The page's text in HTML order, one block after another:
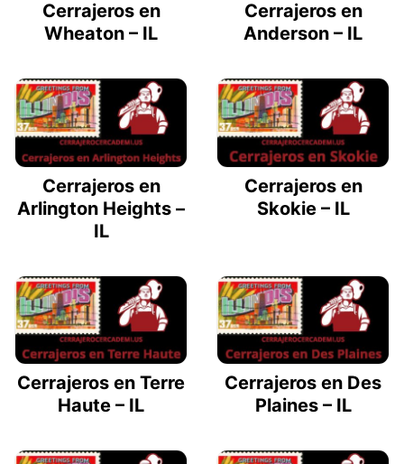
Cerrajeros en
Wheaton – IL
Cerrajeros en
Anderson – IL
Cerrajeros en
Arlington Heights –
IL
Cerrajeros en
Skokie – IL
Cerrajeros en Terre
Haute – IL
Cerrajeros en Des
Plaines – IL